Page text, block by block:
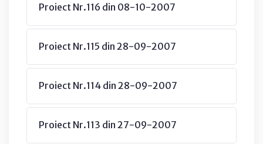
Proiect Nr.116 din 08-10-2007
Proiect Nr.115 din 28-09-2007
Proiect Nr.114 din 28-09-2007
Proiect Nr.113 din 27-09-2007